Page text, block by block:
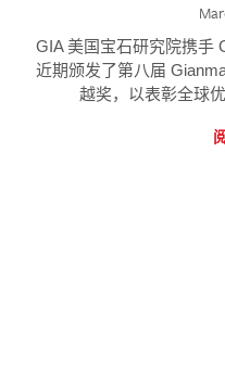
GIA 美国宝石研究院携手
近期颁发了第八届
越奖，以表彰全球